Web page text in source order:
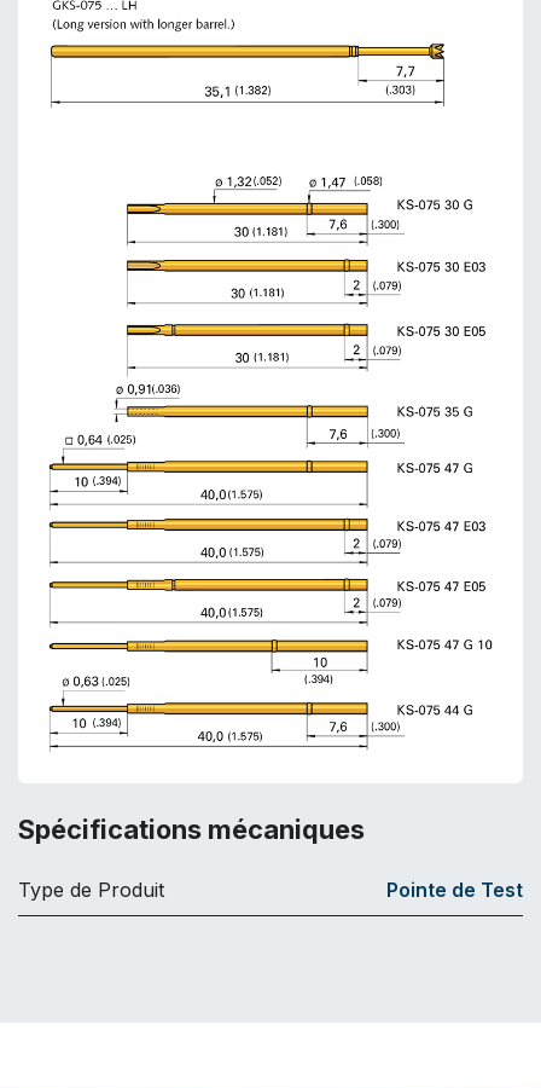
Spécifications mécaniques
Type de Produit Pointe de Test